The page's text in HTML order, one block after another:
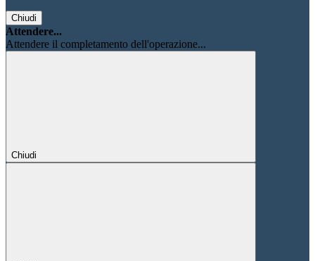
Chiudi
Attendere...
Attendere il completamento dell'operazione...
Chiudi